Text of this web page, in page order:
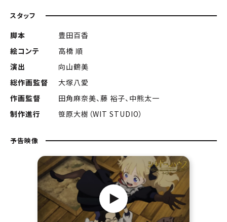
スタッフ
脚本
豊田百香
絵コンテ
高橋 順
演出
向山鶴美
総作画監督
大塚八愛
作画監督
田角麻奈美、藤 裕子、中熊太一
制作進行
笹原大樹（WIT STUDIO）
予告映像